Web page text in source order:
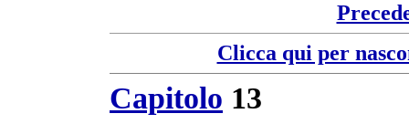
Clicca qui per
Capitolo 13